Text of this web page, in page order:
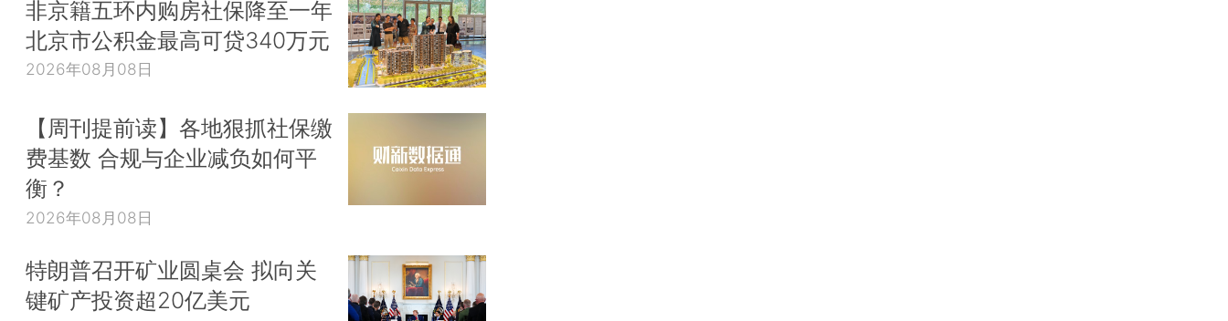
非京籍五环内购房社保降至一年
北京市公积金最高可贷340万元
2026年08月08日
【周刊提前读】各地狠抓社保缴
费基数 合规与企业减负如何平
衡？
2026年08月08日
特朗普召开矿业圆桌会 拟向关
键矿产投资超20亿美元